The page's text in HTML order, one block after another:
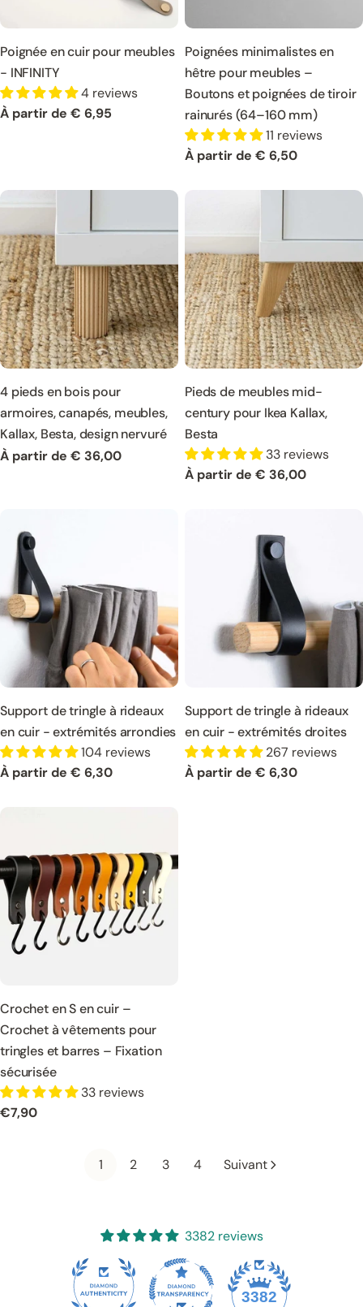
Poignée en cuir pour meubles
- INFINITY
4 reviews
Prix
À partir de € 6,95
Poignées minimalistes en
hêtre pour meubles –
Boutons et poignées de tiroir
rainurés (64–160 mm)
11 reviews
Prix
À partir de € 6,50
4 pieds en bois pour
armoires, canapés, meubles,
Kallax, Besta, design nervuré
Prix
À partir de € 36,00
Pieds de meubles mid-
century pour Ikea Kallax,
Besta
33 reviews
Prix
À partir de € 36,00
Support de tringle à rideaux
en cuir - extrémités arrondies
104 reviews
Prix
À partir de € 6,30
Support de tringle à rideaux
en cuir - extrémités droites
267 reviews
Prix
À partir de € 6,30
Crochet en S en cuir –
Crochet à vêtements pour
tringles et barres – Fixation
sécurisée
33 reviews
Prix
€7,90
1 2 3 4 Suivant
3382 reviews
3382